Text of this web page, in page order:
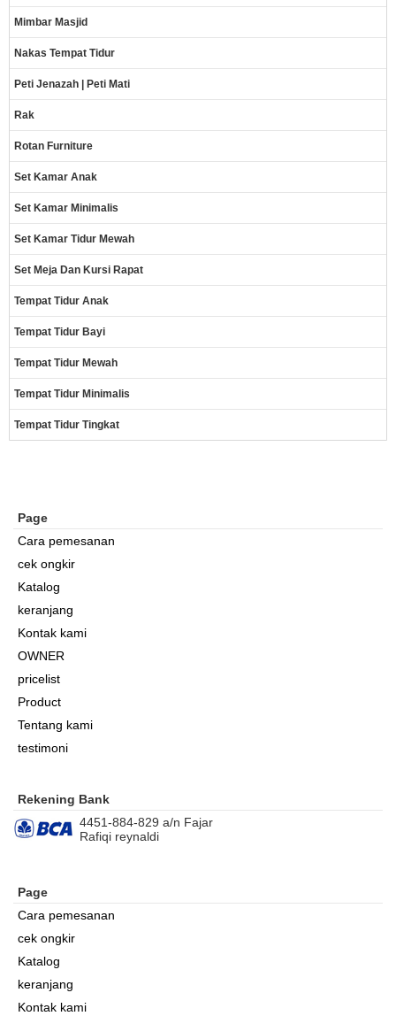
Mimbar Masjid
Nakas Tempat Tidur
Peti Jenazah | Peti Mati
Rak
Rotan Furniture
Set Kamar Anak
Set Kamar Minimalis
Set Kamar Tidur Mewah
Set Meja Dan Kursi Rapat
Tempat Tidur Anak
Tempat Tidur Bayi
Tempat Tidur Mewah
Tempat Tidur Minimalis
Tempat Tidur Tingkat
Page
Cara pemesanan
cek ongkir
Katalog
keranjang
Kontak kami
OWNER
pricelist
Product
Tentang kami
testimoni
Rekening Bank
4451-884-829 a/n Fajar
Rafiqi reynaldi
Page
Cara pemesanan
cek ongkir
Katalog
keranjang
Kontak kami